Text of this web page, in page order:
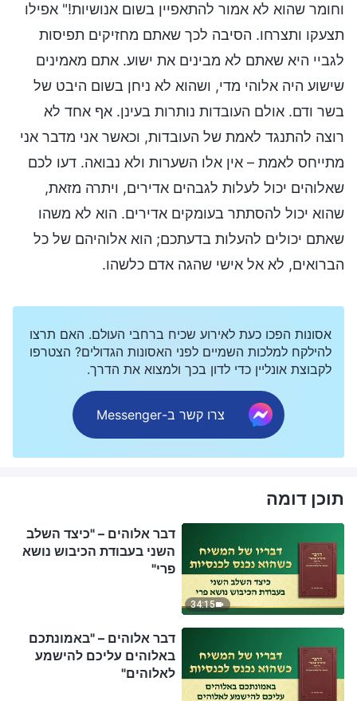
וחומר שהוא לא אמור להתאפיין בשום אנושיות!" אפילו
תצעקו ותצרחו. הסיבה לכך שאתם מחזיקים תפיסות
לגביי היא שאתם לא מבינים את ישוע. אתם מאמינים
שישוע היה אלוהי מדי, ושהוא לא ניחן בשום היבט של
בשר ודם. אולם העובדות נותרות בעינן. אף אחד לא
רוצה להתנגד לאמת של העובדות, וכאשר אני מדבר אני
מתייחס לאמת – אין אלו השערות ולא נבואה. דעו לכם
שאלוהים יכול לעלות לגבהים אדירים, ויתרה מזאת,
שהוא יכול להסתתר בעומקים אדירים. הוא לא משהו
שאתם יכולים להעלות בדעתכם; הוא אלוהיהם של כל
הברואים, לא אל אישי שהגה אדם כלשהו.
אסונות הפכו כעת לאירוע שכיח ברחבי העולם. האם תרצו
להילקח למלכות השמיים לפני האסונות הגדולים? הצטרפו
לקבוצת אונליין כדי לדון בכך ולמצוא את הדרך.
צרו קשר ב-Messenger
תוכן דומה
34:15
דבר אלוהים – "כיצד השלב
השני בעבודת הכיבוש נושא
פרי"
דבר אלוהים – "באמונתכם
באלוהים עליכם להישמע
לאלוהים"